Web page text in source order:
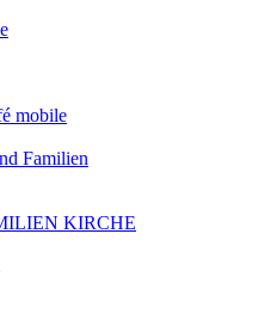
mobile
Familien
KIRCHE